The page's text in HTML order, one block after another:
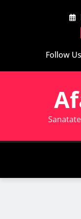
Follow Us